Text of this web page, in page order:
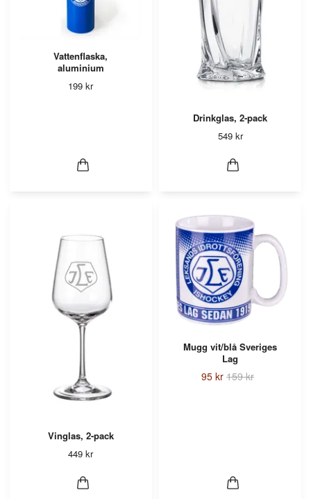
Vattenflaska,
aluminium
199 kr
Drinkglas, 2-pack
549 kr
Vinglas, 2-pack
449 kr
Mugg vit/blå Sveriges
Lag
95 kr 159 kr